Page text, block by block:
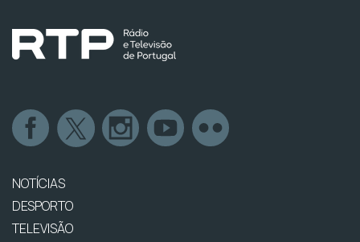
NOTÍCIAS
DESPORTO
TELEVISÃO